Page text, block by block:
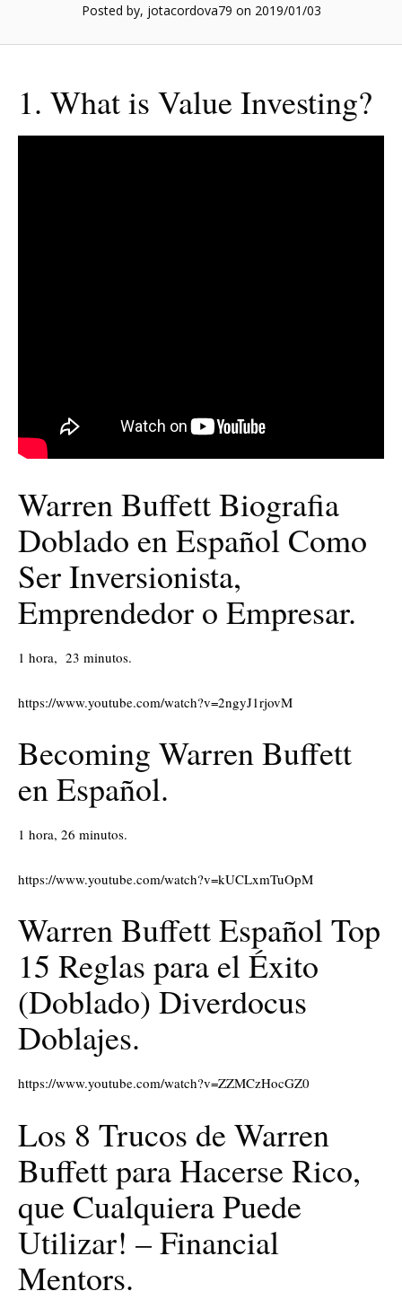
Posted by, jotacordova79 on 2019/01/03
1. What is Value Investing?
Warren Buffett Biografia
Doblado en Español Como
Ser Inversionista,
Emprendedor o Empresar.
1 hora, 23 minutos.
https://www.youtube.com/watch?v=2ngyJ1rjovM
Becoming Warren Buffett
en Español.
1 hora, 26 minutos.
https://www.youtube.com/watch?v=kUCLxmTuOpM
Warren Buffett Español Top
15 Reglas para el Éxito
(Doblado) Diverdocus
Doblajes.
https://www.youtube.com/watch?v=ZZMCzHocGZ0
Los 8 Trucos de Warren
Buffett para Hacerse Rico,
que Cualquiera Puede
Utilizar! – Financial
Mentors.